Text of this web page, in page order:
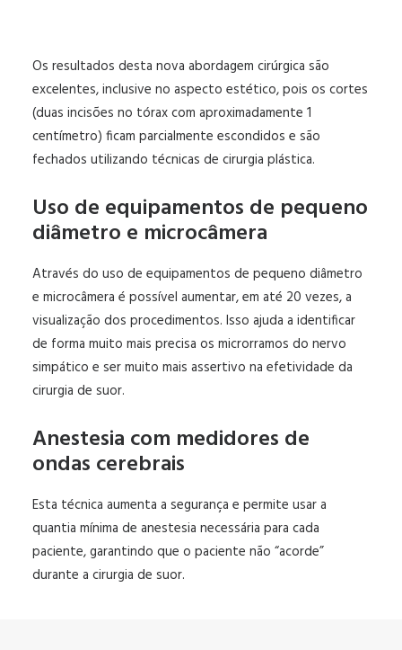
Os resultados desta nova abordagem cirúrgica são
excelentes, inclusive no aspecto estético, pois os cortes
(duas incisões no tórax com aproximadamente 1
centímetro) ficam parcialmente escondidos e são
fechados utilizando técnicas de cirurgia plástica.
Uso de equipamentos de pequeno
diâmetro e microcâmera
Através do uso de equipamentos de pequeno diâmetro
e microcâmera é possível aumentar, em até 20 vezes, a
visualização dos procedimentos. Isso ajuda a identificar
de forma muito mais precisa os microrramos do nervo
simpático e ser muito mais assertivo na efetividade da
cirurgia de suor.
Anestesia com medidores de
ondas cerebrais
Esta técnica aumenta a segurança e permite usar a
quantia mínima de anestesia necessária para cada
paciente, garantindo que o paciente não “acorde”
durante a cirurgia de suor.